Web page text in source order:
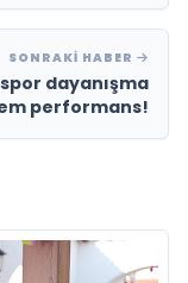
SONRAKI HABER
dayanışma
performans!